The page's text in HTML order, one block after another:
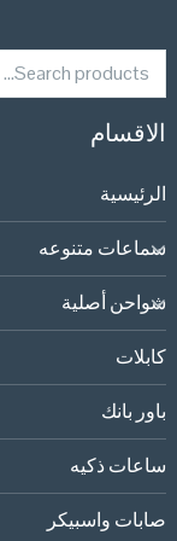
الاقسام
الرئيسية
سماعات متنوعه
شواحن أصلية
كابلات
باور بانك
ساعات ذكيه
صابات واسبيكر